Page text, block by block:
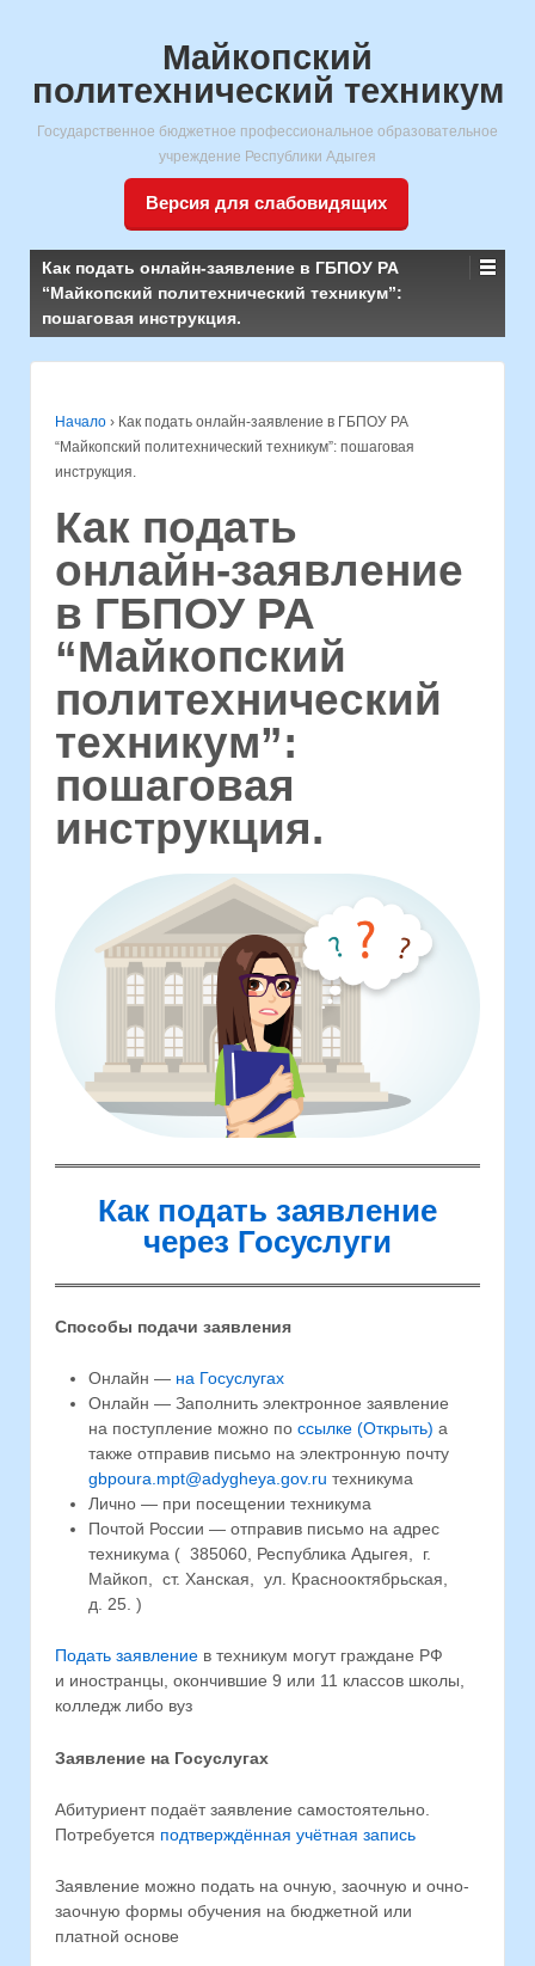
Майкопский
политехнический техникум
Государственное бюджетное профессиональное образовательное
учреждение Республики Адыгея
Версия для слабовидящих
Как подать онлайн-заявление в ГБПОУ РА
“Майкопский политехнический техникум”:
пошаговая инструкция.
Начало › Как подать онлайн-заявление в ГБПОУ РА
“Майкопский политехнический техникум”: пошаговая
инструкция.
Как подать
онлайн-заявление
в ГБПОУ РА
“Майкопский
политехнический
техникум”:
пошаговая
инструкция.
Как подать заявление
через Госуслуги
Способы подачи заявления
Онлайн — на Госуслугах
Онлайн — Заполнить электронное заявление
на поступление можно по ссылке (Открыть) а
также отправив письмо на электронную почту
gbpoura.mpt@adygheya.gov.ru техникума
Лично — при посещении техникума
Почтой России — отправив письмо на адрес
техникума ( 385060, Республика Адыгея, г.
Майкоп, ст. Ханская, ул. Краснооктябрьская,
д. 25. )
Подать заявление в техникум могут граждане РФ
и иностранцы, окончившие 9 или 11 классов школы,
колледж либо вуз
Заявление на Госуслугах
Абитуриент подаёт заявление самостоятельно.
Потребуется подтверждённая учётная запись
Заявление можно подать на очную, заочную и очно-
заочную формы обучения на бюджетной или
платной основе